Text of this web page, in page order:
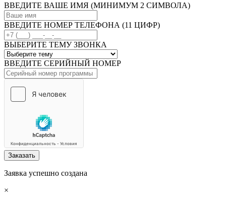
ВВЕДИТЕ ВАШЕ ИМЯ (МИНИМУМ 2 СИМВОЛА)
ВВЕДИТЕ НОМЕР ТЕЛЕФОНА (11 ЦИФР)
ВЫБЕРИТЕ ТЕМУ ЗВОНКА
ВВЕДИТЕ СЕРИЙНЫЙ НОМЕР
Заказать
Заявка успешно создана
×